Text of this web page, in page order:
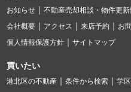
お知らせ 不動産売却相談・物件更新
会社概要
アクセス 来店予約 お
個人情報保護方針
サイトマップ
買いたい
港北区の不動産 条件から検索 学